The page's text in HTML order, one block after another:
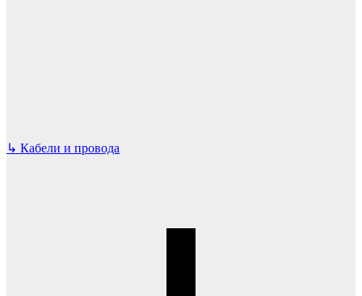
↳ Кабели и провода